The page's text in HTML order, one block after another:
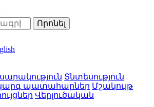
Տնտեսություն
պատահարներ Մշակույթ
Վերլուծական